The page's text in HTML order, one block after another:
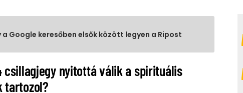
Google keresőben elsők között legyen a Ripost
csillagjegy nyitottá válik a spirituális
tartozol?